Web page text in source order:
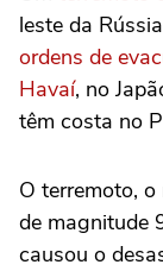
leste da
ordens de
Havaí, no
têm costa no
O terremoto,
de magnitude
causou o